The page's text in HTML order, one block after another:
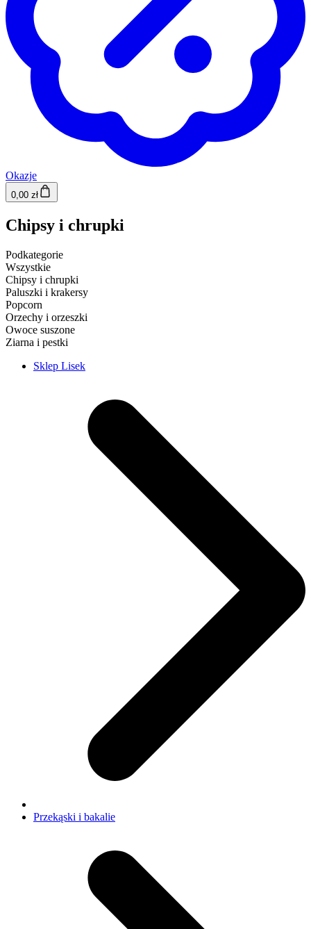
Okazje
0,00 zł
Chipsy i chrupki
Podkategorie
Wszystkie
Chipsy i chrupki
Paluszki i krakersy
Popcorn
Orzechy i orzeszki
Owoce suszone
Ziarna i pestki
Sklep Lisek
Przekąski i bakalie